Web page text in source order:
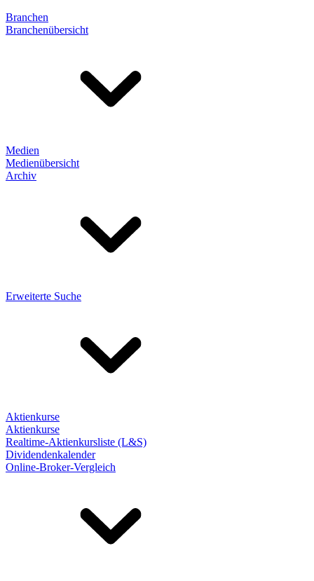
Branchen
Branchenübersicht
Medien
Medienübersicht
Archiv
Erweiterte Suche
Aktienkurse
Aktienkurse
Realtime-Aktienkursliste (L&S)
Dividendenkalender
Online-Broker-Vergleich